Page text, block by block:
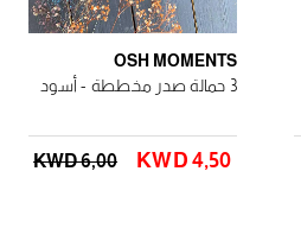
OSH MOMENTS
3 حمالة صدر مخططة - أسود
KWD 4٫50 KWD 6٫00